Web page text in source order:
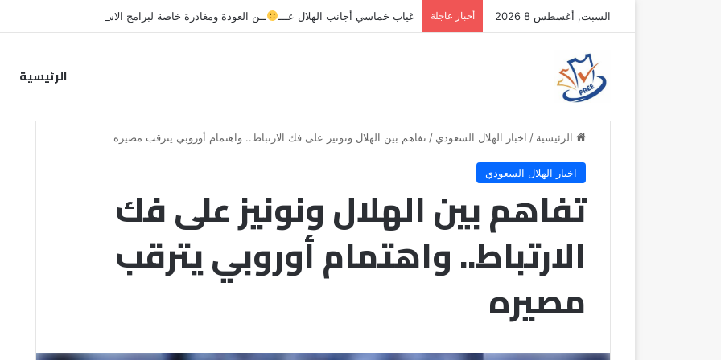
السبت, أغسطس 8 2026 أخبار عاجلة غياب خماسي أجانب الهلال عـــ ــن العودة ومغادرة خاصة لبرامج الاستشفاء والتأهيل
الرئيسية
الرئيسية / اخبار الهلال السعودي / تفاهم بين الهلال ونونيز على فك الارتباط.. واهتمام أوروبي يترقب مصيره
اخبار الهلال السعودي
تفاهم بين الهلال ونونيز على فك
الارتباط.. واهتمام أوروبي يترقب
مصيره